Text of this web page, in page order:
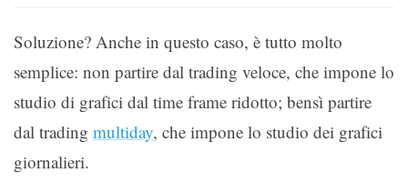
Soluzione? Anche in questo caso, è tutto molto
semplice: non partire dal trading veloce, che impone lo
studio di grafici dal time frame ridotto; bensì partire
dal trading multiday, che impone lo studio dei grafici
giornalieri.